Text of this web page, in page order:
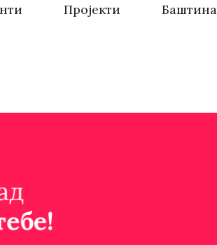
Пројекти Баштина